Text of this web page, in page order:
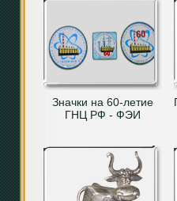
Значки на 60-летие
ГНЦ РФ - ФЭИ